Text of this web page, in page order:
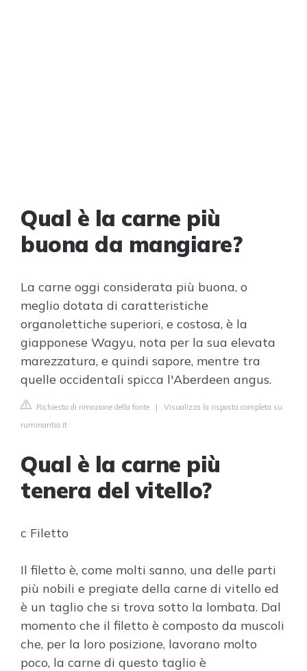
Qual è la carne più
buona da mangiare?
La carne oggi considerata più buona, o
meglio dotata di caratteristiche
organolettiche superiori, e costosa, è la
giapponese Wagyu, nota per la sua elevata
marezzatura, e quindi sapore, mentre tra
quelle occidentali spicca l'Aberdeen angus.
Richiesta di rimozione della fonte | Visualizza la risposta completa su
ruminantia.it
Qual è la carne più
tenera del vitello?
c Filetto
Il filetto è, come molti sanno, una delle parti
più nobili e pregiate della carne di vitello ed
è un taglio che si trova sotto la lombata. Dal
momento che il filetto è composto da muscoli
che, per la loro posizione, lavorano molto
poco, la carne di questo taglio è